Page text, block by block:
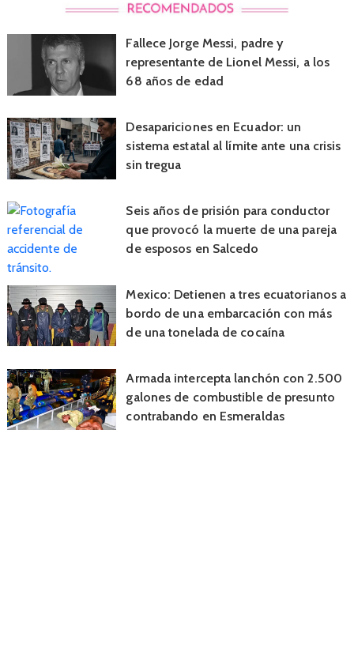
Fallece Jorge Messi, padre y
representante de Lionel Messi, a los
68 años de edad
Desapariciones en Ecuador: un
sistema estatal al límite ante una crisis
sin tregua
Seis años de prisión para conductor
que provocó la muerte de una pareja
de esposos en Salcedo
Mexico: Detienen a tres ecuatorianos a
bordo de una embarcación con más
de una tonelada de cocaína
Armada intercepta lanchón con 2.500
galones de combustible de presunto
contrabando en Esmeraldas